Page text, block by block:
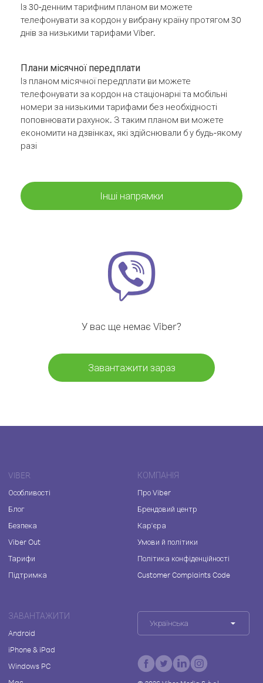
Із 30-денним тарифним планом ви можете
телефонувати за кордон у вибрану країну протягом 30
днів за низькими тарифами Viber.
Плани місячної передплати
Із планом місячної передплати ви можете
телефонувати за кордон на стаціонарні та мобільні
номери за низькими тарифами без необхідності
поповнювати рахунок. З таким планом ви можете
економити на дзвінках, які здійснювали б у будь-якому
разі
Інші напрямки
У вас ще немає Viber?
Завантажити зараз
VIBER
Особливості
Блог
Безпека
Viber Out
Тарифи
Підтримка
КОМПАНІЯ
Про Viber
Брендовий центр
Кар'єра
Умови й політики
Політика конфіденційності
Customer Complaints Code
ЗАВАНТАЖИТИ
Android
iPhone & iPad
Windows PC
Українська